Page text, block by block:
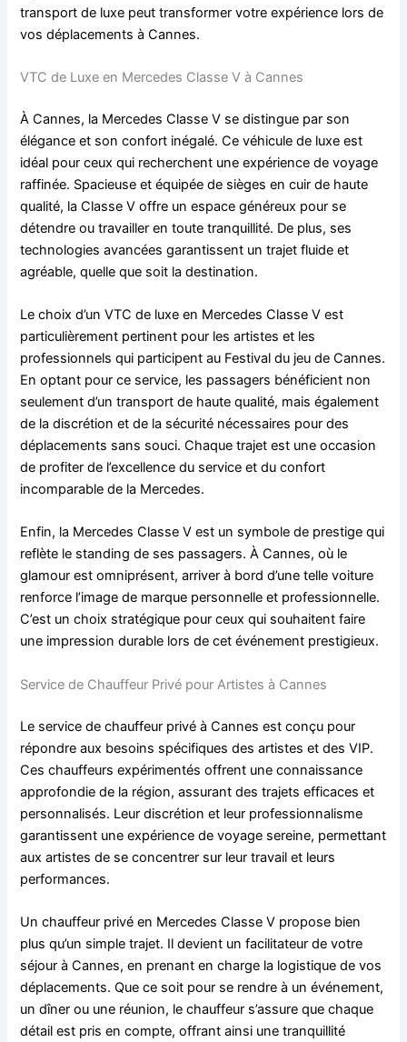
transport de luxe peut transformer votre expérience lors de
vos déplacements à Cannes.
VTC de Luxe en Mercedes Classe V à Cannes
À Cannes, la Mercedes Classe V se distingue par son
élégance et son confort inégalé. Ce véhicule de luxe est
idéal pour ceux qui recherchent une expérience de voyage
raffinée. Spacieuse et équipée de sièges en cuir de haute
qualité, la Classe V offre un espace généreux pour se
détendre ou travailler en toute tranquillité. De plus, ses
technologies avancées garantissent un trajet fluide et
agréable, quelle que soit la destination.
Le choix d’un VTC de luxe en Mercedes Classe V est
particulièrement pertinent pour les artistes et les
professionnels qui participent au Festival du jeu de Cannes.
En optant pour ce service, les passagers bénéficient non
seulement d’un transport de haute qualité, mais également
de la discrétion et de la sécurité nécessaires pour des
déplacements sans souci. Chaque trajet est une occasion
de profiter de l’excellence du service et du confort
incomparable de la Mercedes.
Enfin, la Mercedes Classe V est un symbole de prestige qui
reflète le standing de ses passagers. À Cannes, où le
glamour est omniprésent, arriver à bord d’une telle voiture
renforce l’image de marque personnelle et professionnelle.
C’est un choix stratégique pour ceux qui souhaitent faire
une impression durable lors de cet événement prestigieux.
Service de Chauffeur Privé pour Artistes à Cannes
Le service de chauffeur privé à Cannes est conçu pour
répondre aux besoins spécifiques des artistes et des VIP.
Ces chauffeurs expérimentés offrent une connaissance
approfondie de la région, assurant des trajets efficaces et
personnalisés. Leur discrétion et leur professionnalisme
garantissent une expérience de voyage sereine, permettant
aux artistes de se concentrer sur leur travail et leurs
performances.
Un chauffeur privé en Mercedes Classe V propose bien
plus qu’un simple trajet. Il devient un facilitateur de votre
séjour à Cannes, en prenant en charge la logistique de vos
déplacements. Que ce soit pour se rendre à un événement,
un dîner ou une réunion, le chauffeur s’assure que chaque
détail est pris en compte, offrant ainsi une tranquillité